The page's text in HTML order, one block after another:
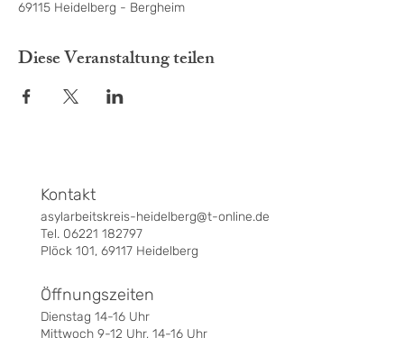
69115 Heidelberg - Bergheim
Diese Veranstaltung teilen
asylarbeitskreis-heidelberg@t-online.de
Tel. 06221 182797
Plöck 101, 69117 Heidelberg
Kontakt
Dienstag 14-16 Uhr
Mittwoch 9-12 Uhr, 14-16 Uhr
Öffnungszeiten